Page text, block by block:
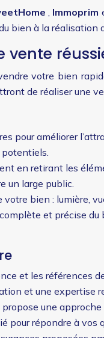
Immoprim
bien à la
vente
votre bien
de réaliser une
pour améliorer
en retirant les
un large public.
votre bien : lumière,
et précise
et les références
et une expertise
une
pour répondre à